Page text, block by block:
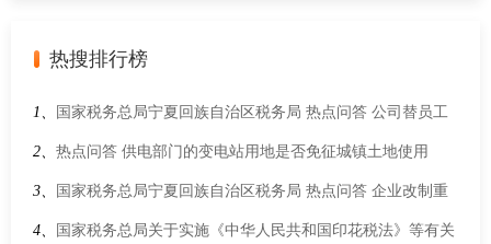
热搜排行榜
1、 国家税务总局宁夏回族自治区税务局 热点问答 公司替员工
购买商业保险，由公司支付相应的保险费给保险公司，保险公
司是否可以给公司开具增值税专用发票？
2、 热点问答 供电部门的变电站用地是否免征城镇土地使用
税？
3、 国家税务总局宁夏回族自治区税务局 热点问答 企业改制重
组及事业单位改制书立的产权转移书据是否缴纳印花税？
4、 国家税务总局关于实施《中华人民共和国印花税法》等有关